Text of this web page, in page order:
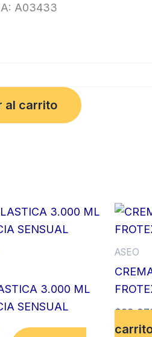
A03433
al carrito
3.000 ML
SENSUAL
ASEO
$